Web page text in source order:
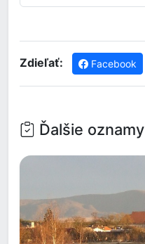
Zdieľať: Facebook
Ďalšie